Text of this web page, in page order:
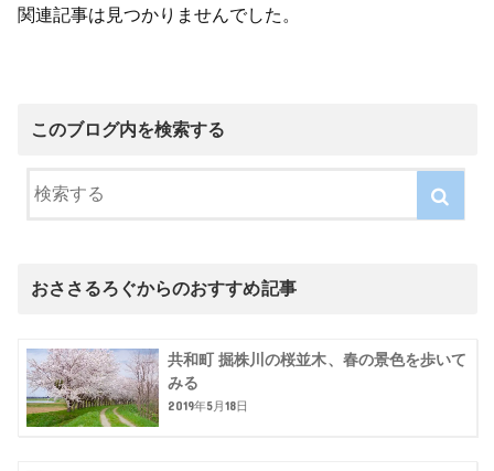
関連記事は見つかりませんでした。
このブログ内を検索する
おささるろぐからのおすすめ記事
共和町 掘株川の桜並木、春の景色を歩いて
みる
2019年5月18日